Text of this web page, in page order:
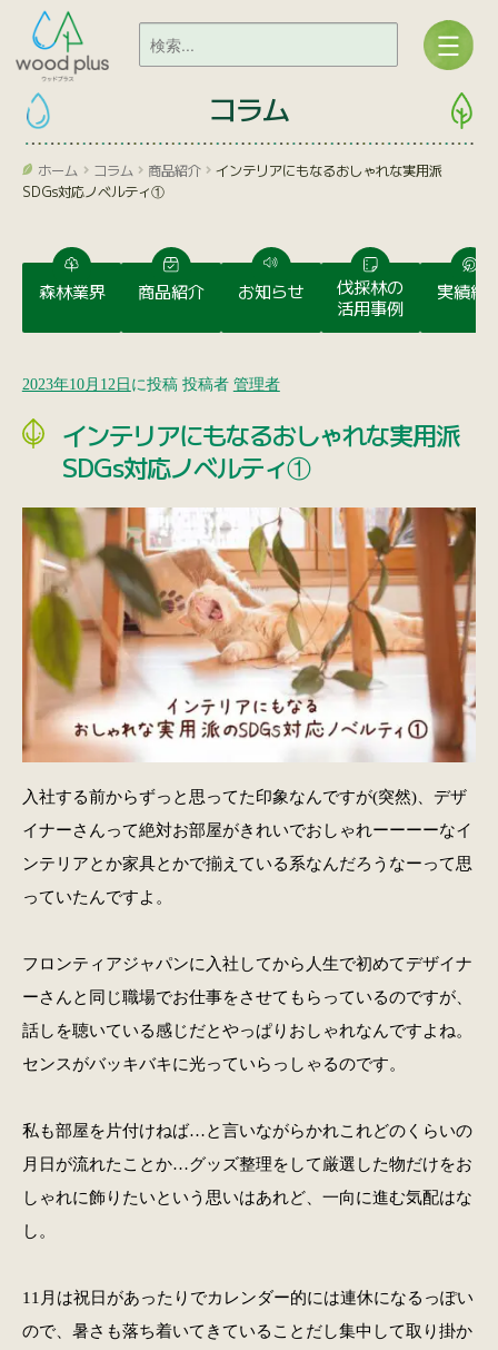
コラム
ホーム コラム 商品紹介
インテリアにもなるおしゃれな実用派
SDGs対応ノベルティ①
森林業界 商品紹介 お知らせ
伐採林の
活用事例
実績紹
2023年10月12日 に投稿 投稿者 管理者
インテリアにもなるおしゃれな実用派
SDGs対応ノベルティ①
入社する前からずっと思ってた印象なんですが(突然)、デザ
イナーさんって絶対お部屋がきれいでおしゃれーーーーなイ
ンテリアとか家具とかで揃えている系なんだろうなーって思
っていたんですよ。
フロンティアジャパンに入社してから人生で初めてデザイナ
ーさんと同じ職場でお仕事をさせてもらっているのですが、
話しを聴いている感じだとやっぱりおしゃれなんですよね。
センスがバッキバキに光っていらっしゃるのです。
私も部屋を片付けねば…と言いながらかれこれどのくらいの
月日が流れたことか…グッズ整理をして厳選した物だけをお
しゃれに飾りたいという思いはあれど、一向に進む気配はな
し。
11月は祝日があったりでカレンダー的には連休になるっぽい
ので、暑さも落ち着いてきていることだし集中して取り掛か